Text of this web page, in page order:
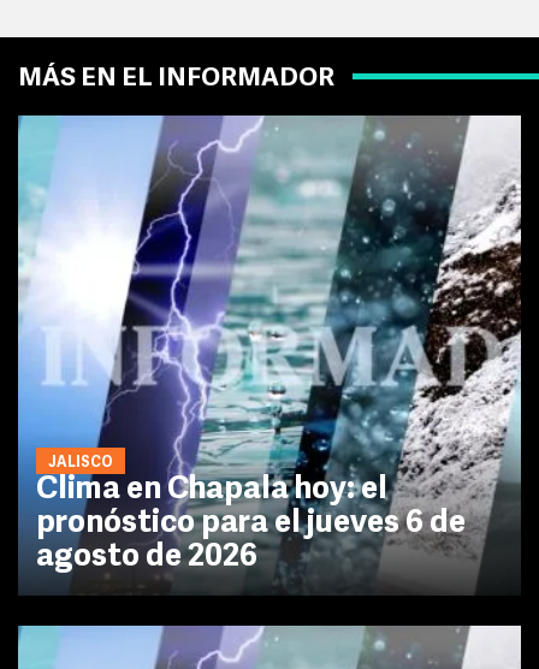
MÁS EN EL INFORMADOR
JALISCO
Clima en Chapala hoy: el
pronóstico para el jueves 6 de
agosto de 2026